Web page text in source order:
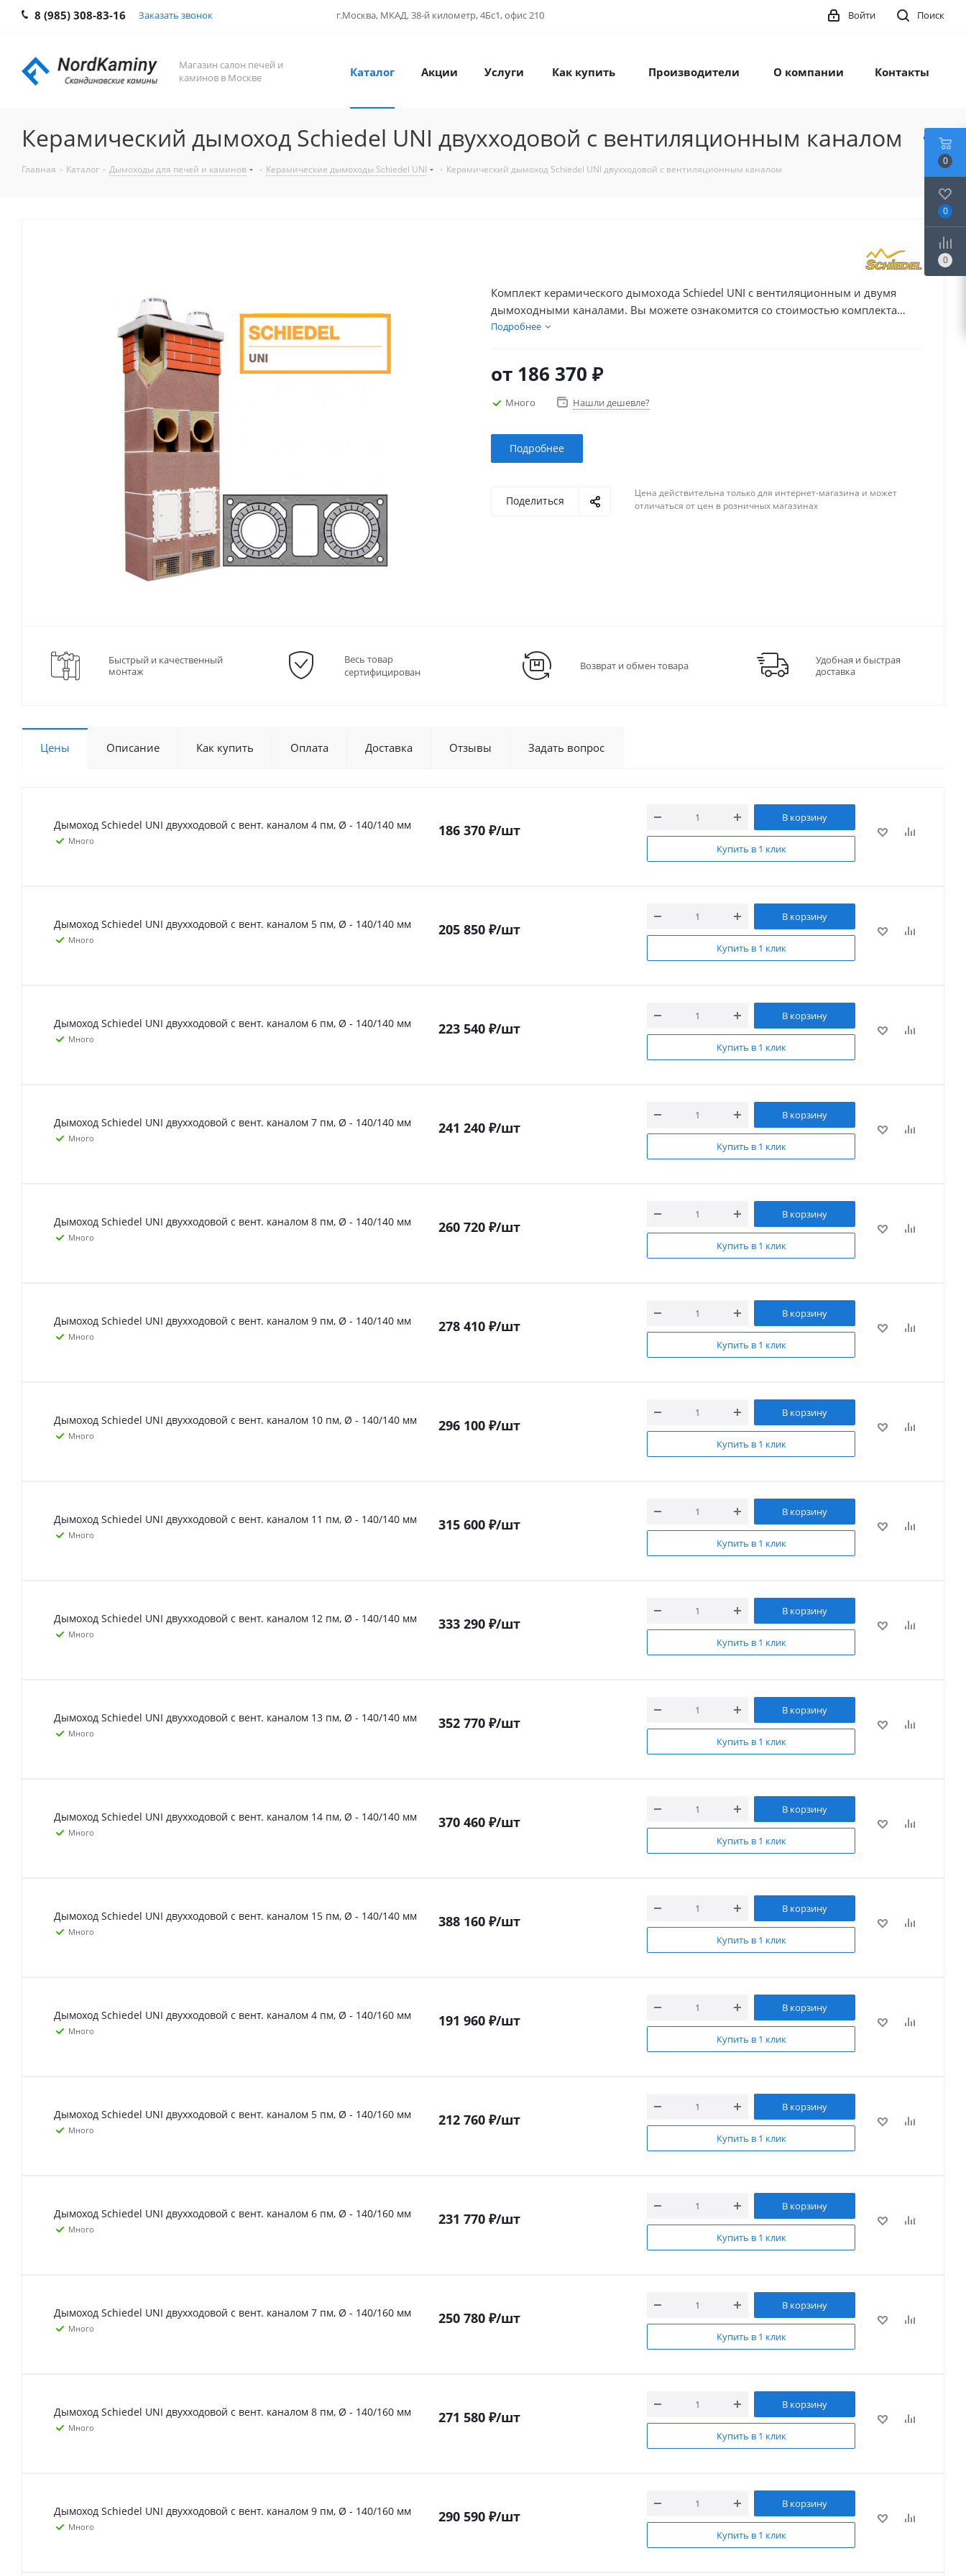
8 (985) 308-83-16 Заказать звонок г.Москва, МКАД, 38-й километр, 4Бс1, офис 210 Поиск
Войти
Магазин салон печей и
каминов в Москве
Каталог Акции Услуги Как купить Производители О компании Контакты
Керамический дымоход Schiedel UNI двухходовой с вентиляционным каналом
Главная - Каталог - Дымоходы для печей и каминов - Керамические дымоходы Schiedel UNI - Керамический дымоход Schiedel UNI двухходовой с вентиляционным каналом
Комплект керамического дымохода Schiedel UNI с вентиляционным и двумя
дымоходными каналами. Вы можете ознакомится со стоимостью комплекта
дымохода, выбрать и купить дымоход из керамики Schiedel UNI с дымоходными
Подробнее
от 186 370 ₽
Много Нашли дешевле?
Подробнее
Поделиться
Цена действительна только для интернет-магазина и может
отличаться от цен в розничных магазинах
Быстрый и качественный
монтаж
Весь товар
сертифицирован
Возврат и обмен товара
Удобная и быстрая
доставка
Цены Описание Как купить Оплата Доставка Отзывы Задать вопрос
Дымоход Schiedel UNI двухходовой с вент. каналом 4 пм, Ø - 140/140 мм
Много
186 370 ₽/шт
В корзину
Купить в 1 клик
Дымоход Schiedel UNI двухходовой с вент. каналом 5 пм, Ø - 140/140 мм
Много
205 850 ₽/шт
В корзину
Купить в 1 клик
Дымоход Schiedel UNI двухходовой с вент. каналом 6 пм, Ø - 140/140 мм
Много
223 540 ₽/шт
В корзину
Купить в 1 клик
Дымоход Schiedel UNI двухходовой с вент. каналом 7 пм, Ø - 140/140 мм
Много
241 240 ₽/шт
В корзину
Купить в 1 клик
Дымоход Schiedel UNI двухходовой с вент. каналом 8 пм, Ø - 140/140 мм
Много
260 720 ₽/шт
В корзину
Купить в 1 клик
Дымоход Schiedel UNI двухходовой с вент. каналом 9 пм, Ø - 140/140 мм
Много
278 410 ₽/шт
В корзину
Купить в 1 клик
Дымоход Schiedel UNI двухходовой с вент. каналом 10 пм, Ø - 140/140 мм
Много
296 100 ₽/шт
В корзину
Купить в 1 клик
Дымоход Schiedel UNI двухходовой с вент. каналом 11 пм, Ø - 140/140 мм
Много
315 600 ₽/шт
В корзину
Купить в 1 клик
Дымоход Schiedel UNI двухходовой с вент. каналом 12 пм, Ø - 140/140 мм
Много
333 290 ₽/шт
В корзину
Купить в 1 клик
Дымоход Schiedel UNI двухходовой с вент. каналом 13 пм, Ø - 140/140 мм
Много
352 770 ₽/шт
В корзину
Купить в 1 клик
Дымоход Schiedel UNI двухходовой с вент. каналом 14 пм, Ø - 140/140 мм
Много
370 460 ₽/шт
В корзину
Купить в 1 клик
Дымоход Schiedel UNI двухходовой с вент. каналом 15 пм, Ø - 140/140 мм
Много
388 160 ₽/шт
В корзину
Купить в 1 клик
Дымоход Schiedel UNI двухходовой с вент. каналом 4 пм, Ø - 140/160 мм
Много
191 960 ₽/шт
В корзину
Купить в 1 клик
Дымоход Schiedel UNI двухходовой с вент. каналом 5 пм, Ø - 140/160 мм
Много
212 760 ₽/шт
В корзину
Купить в 1 клик
Дымоход Schiedel UNI двухходовой с вент. каналом 6 пм, Ø - 140/160 мм
Много
231 770 ₽/шт
В корзину
Купить в 1 клик
Дымоход Schiedel UNI двухходовой с вент. каналом 7 пм, Ø - 140/160 мм
Много
250 780 ₽/шт
В корзину
Купить в 1 клик
Дымоход Schiedel UNI двухходовой с вент. каналом 8 пм, Ø - 140/160 мм
Много
271 580 ₽/шт
В корзину
Купить в 1 клик
Дымоход Schiedel UNI двухходовой с вент. каналом 9 пм, Ø - 140/160 мм
Много
290 590 ₽/шт
В корзину
Купить в 1 клик
0
0
0